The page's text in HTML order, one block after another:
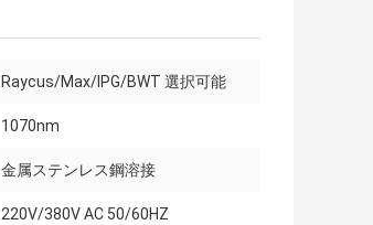
Raycus/Max/IPG/BWT 選択可能
1070nm
金属ステンレス鋼溶接
220V/380V AC 50/60HZ